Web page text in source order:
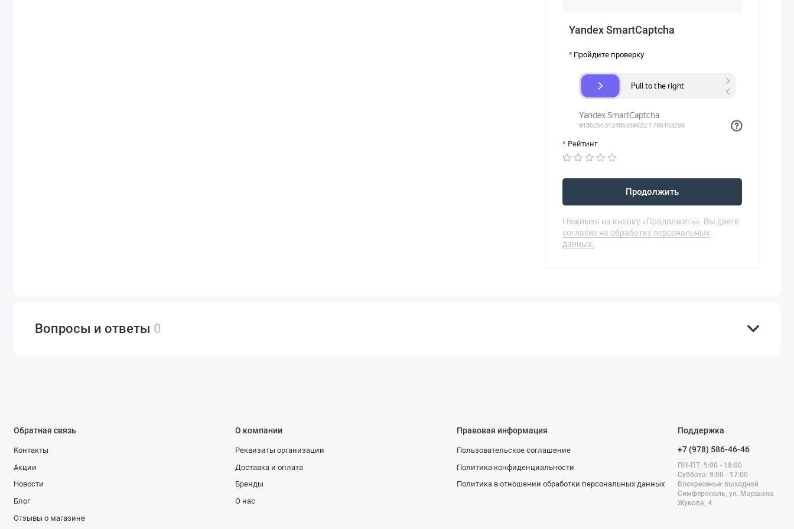
Yandex SmartCaptcha
Пройдите проверку
Рейтинг
Продолжить
Нажимая на кнопку «Продолжить», Вы даете
согласие на обработку персональных
данных.
Вопросы и ответы 0
Обратная связь
Контакты
Акции
Новости
Блог
Отзывы о магазине
О компании
Реквизиты организации
Доставка и оплата
Бренды
О нас
Правовая информация
Пользовательское соглашение
Политика конфиденциальности
Политика в отношении обработки персональных данных
Поддержка
+7 (978) 586-46-46
ПН-ПТ: 9:00 - 18:00
Суббота: 9:00 - 17:00
Воскресенье: выходной
Симферополь, ул. Маршала
Жукова, 4